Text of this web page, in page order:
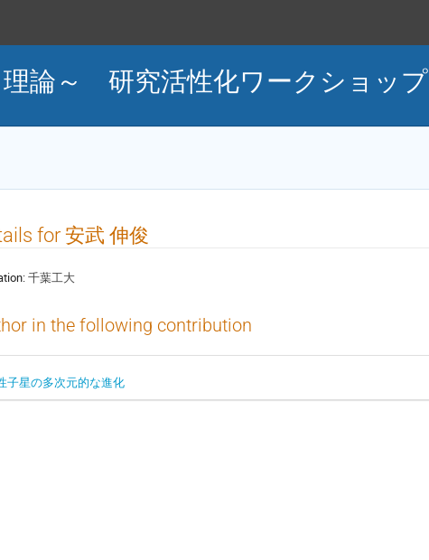
理論～ 研究活性化ワークショップ
for 安武 伸俊
千葉工大
in the following contribution
子星の多次元的な進化